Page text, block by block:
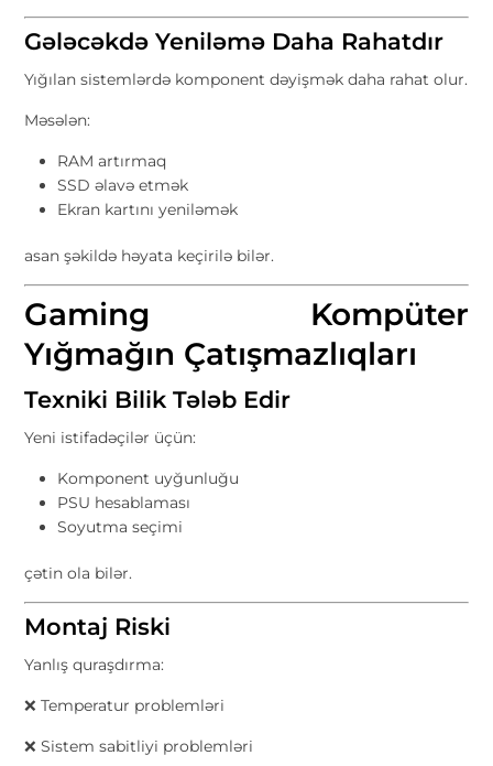
Gələcəkdə Yeniləmə Daha Rahatdır
Yığılan sistemlərdə komponent dəyişmək daha rahat olur.
Məsələn:
RAM artırmaq
SSD əlavə etmək
Ekran kartını yeniləmək
asan şəkildə həyata keçirilə bilər.
Gaming Kompüter
Yığmağın Çatışmazlıqları
Texniki Bilik Tələb Edir
Yeni istifadəçilər üçün:
Komponent uyğunluğu
PSU hesablaması
Soyutma seçimi
çətin ola bilər.
Montaj Riski
Yanlış quraşdırma:
❌ Temperatur problemləri
❌ Sistem sabitliyi problemləri